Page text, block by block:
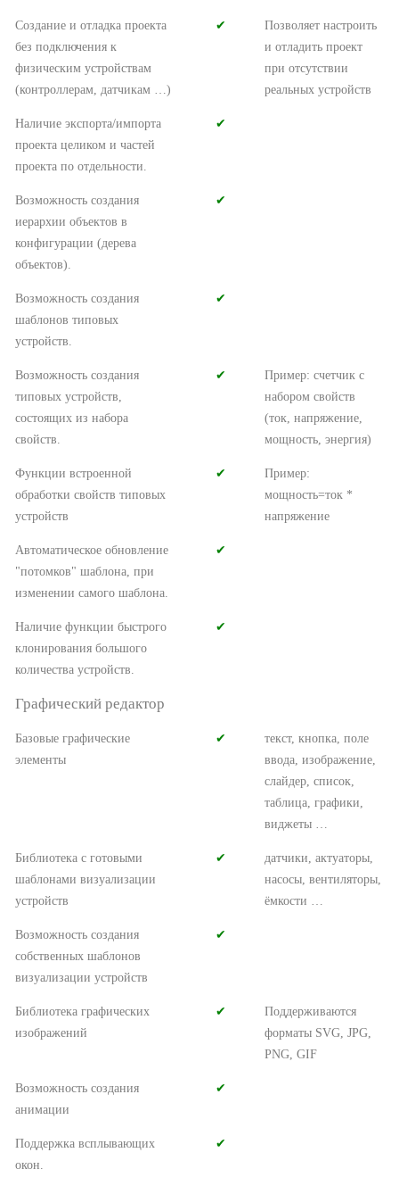
Создание и отладка проекта
без подключения к
физическим устройствам
(контроллерам, датчикам …)
✔︎
Позволяет настроить
и отладить проект
при отсутствии
реальных устройств
Наличие экспорта/импорта
проекта целиком и частей
проекта по отдельности.
✔︎
Возможность создания
иерархии объектов в
конфигурации (дерева
объектов).
✔︎
Возможность создания
шаблонов типовых
устройств.
✔︎
Возможность создания
типовых устройств,
состоящих из набора
свойств.
✔︎
Пример: счетчик с
набором свойств
(ток, напряжение,
мощность, энергия)
Функции встроенной
обработки свойств типовых
устройств
✔︎
Пример:
мощность=ток *
напряжение
Автоматическое обновление
"потомков" шаблона, при
изменении самого шаблона.
✔︎
Наличие функции быстрого
клонирования большого
количества устройств.
✔︎
Графический редактор
Базовые графические
элементы
✔︎
текст, кнопка, поле
ввода, изображение,
слайдер, список,
таблица, графики,
виджеты …
Библиотека с готовыми
шаблонами визуализации
устройств
✔︎
датчики, актуаторы,
насосы, вентиляторы,
ёмкости …
Возможность создания
собственных шаблонов
визуализации устройств
✔︎
Библиотека графических
изображений
✔︎
Поддерживаются
форматы SVG, JPG,
PNG, GIF
Возможность создания
анимации
✔︎
Поддержка всплывающих
окон.
✔︎